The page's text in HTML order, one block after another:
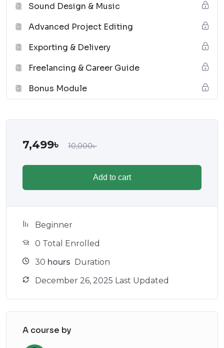
Sound Design & Music
Advanced Project Editing
Exporting & Delivery
Freelancing & Career Guide
Bonus Module
7,499৳ 10,000৳
Add to cart
Beginner
0 Total Enrolled
30 hours Duration
December 26, 2025 Last Updated
A course by